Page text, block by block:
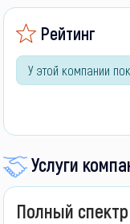
Рейтинг
У этой компании
Услуги
Полный